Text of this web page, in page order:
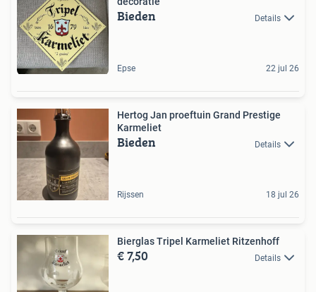
Bieden Details
Epse 22 jul 26
Hertog Jan proeftuin Grand Prestige
Karmeliet
Bieden Details
Rijssen 18 jul 26
Bierglas Tripel Karmeliet Ritzenhoff
€ 7,50 Details